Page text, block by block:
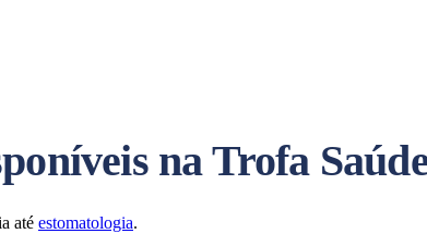
na Trofa
até estomatologia.